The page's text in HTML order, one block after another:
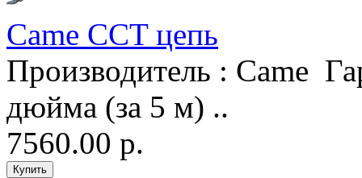
Came CCT цепь
Производитель : Came
дюйма (за 5 м) ..
7560.00 р.